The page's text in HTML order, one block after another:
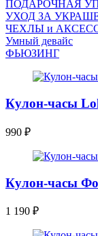
ПОДАРОЧНАЯ
УХОД ЗА
ЧEХЛЫ и
Умный девайс
ФЬЮЗИНГ
Кулон-часы
990 ₽
Кулон-часы
1 190 ₽